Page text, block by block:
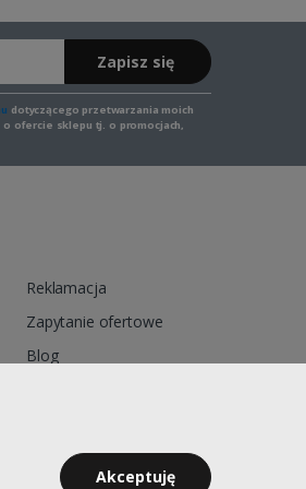
Akceptuję
Zapisz się
dotyczącego przetwarzania moich
o ofercie sklepu tj. o promocjach,
Reklamacja
Zapytanie ofertowe
Blog